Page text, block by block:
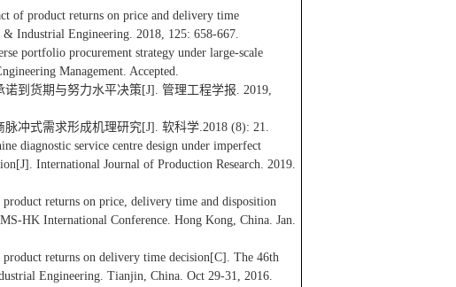
of product returns on price and delivery time
Industrial Engineering. 2018, 125: 658-667.
portfolio procurement strategy under large-scale
Management. Accepted.
到货期与努力水平决策[J]. 管理工程学报. 2019,
冲式需求形成机理研究[J]. 软科学.2018 (8): 21.
diagnostic service centre design under imperfect
International Journal of Production Research. 2019.
returns on price, delivery time and disposition
HK International Conference. Hong Kong, China. Jan.
returns on delivery time decision[C]. The 46th
Engineering. Tianjin, China. Oct 29-31, 2016.